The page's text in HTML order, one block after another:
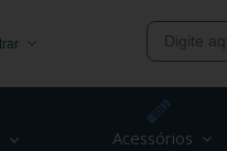
Acessórios